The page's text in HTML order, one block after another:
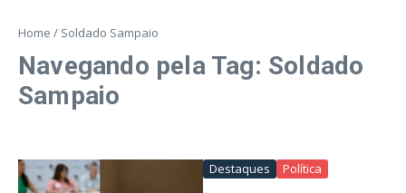
Home / Soldado Sampaio
Navegando pela Tag: Soldado
Sampaio
Destaques Política